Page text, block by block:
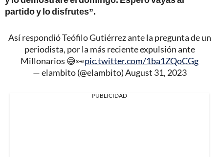
partido y lo disfrutes”.
Así respondió Teófilo Gutiérrez ante la pregunta de un
periodista, por la más reciente expulsión ante
Millonarios 😅👀pic.twitter.com/1ba1ZQoCGg
— elambito (@elambito)August 31, 2023
PUBLICIDAD